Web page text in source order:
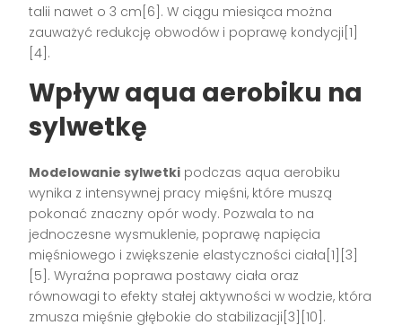
talii nawet o 3 cm[6]. W ciągu miesiąca można
zauważyć redukcję obwodów i poprawę kondycji[1]
[4].
Wpływ aqua aerobiku na
sylwetkę
Modelowanie sylwetki podczas aqua aerobiku
wynika z intensywnej pracy mięśni, które muszą
pokonać znaczny opór wody. Pozwala to na
jednoczesne wysmuklenie, poprawę napięcia
mięśniowego i zwiększenie elastyczności ciała[1][3]
[5]. Wyraźna poprawa postawy ciała oraz
równowagi to efekty stałej aktywności w wodzie, która
zmusza mięśnie głębokie do stabilizacji[3][10].